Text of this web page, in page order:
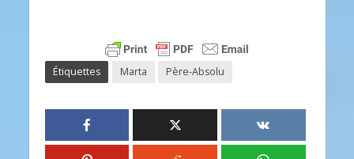
Étiquettes Marta Père-Absolu